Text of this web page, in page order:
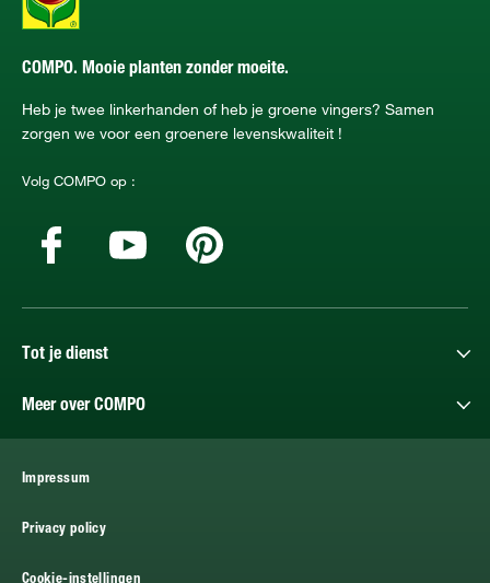
COMPO. Mooie planten zonder moeite.
Heb je twee linkerhanden of heb je groene vingers? Samen
zorgen we voor een groenere levenskwaliteit !
Volg COMPO op :
Tot je dienst
Meer over COMPO
Impressum
Privacy policy